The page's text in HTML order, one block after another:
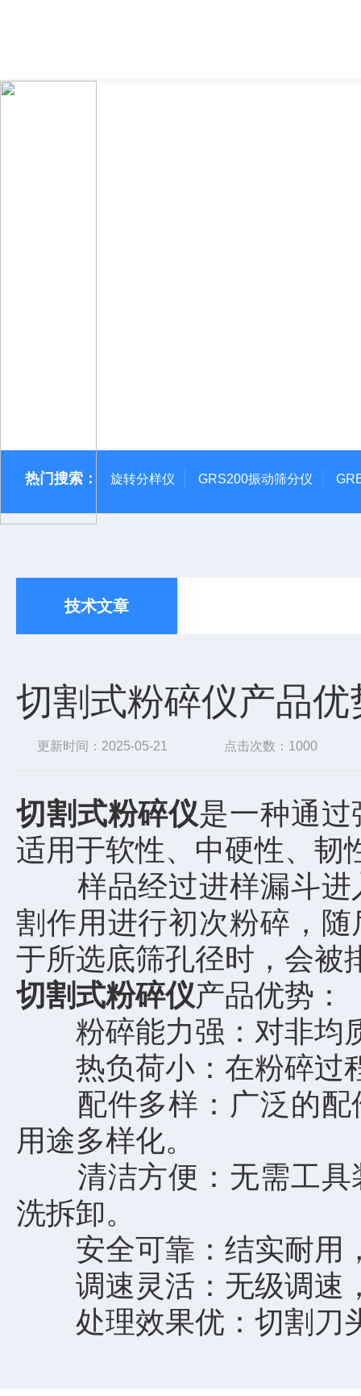
热门搜索： 旋转分样仪 GRS200振动筛分仪
技术文章
切割式粉碎仪产品优
更新时间：2025-05-21 点击次数：1000
切割式粉碎仪是一种通
适用于软性、中硬性、韧
样品经过进样漏斗进
割作用进行初次粉碎，
于所选底筛孔径时，会被
切割式粉碎仪产品优势：
粉碎能力强：对非均质
热负荷小：在粉碎过程
配件多样：广泛的配
用途多样化。
清洁方便：无需工具
洗拆卸。
安全可靠：结实耐用，
调速灵活：无级调速，
处理效果优：切割刀